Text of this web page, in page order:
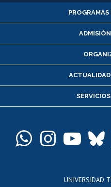
Alumnas/os y
Inscripción y
Consulta y
Servicio
Pago de arancel
UNIVERSIDAD